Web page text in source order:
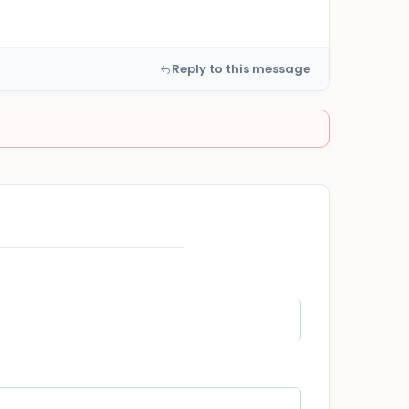
Reply to this message